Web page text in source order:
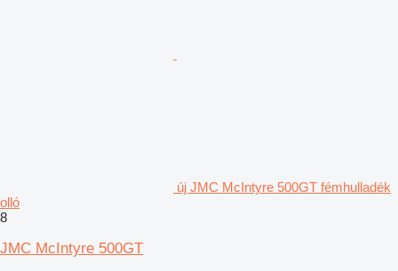
új JMC McIntyre 500GT fémhulladék
olló
8
JMC McIntyre 500GT